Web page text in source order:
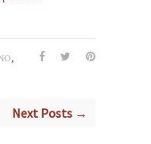
,
Next Posts →